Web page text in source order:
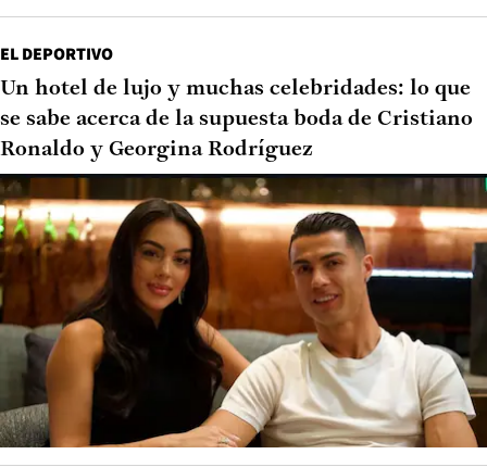
EL DEPORTIVO
Un hotel de lujo y muchas celebridades: lo que
se sabe acerca de la supuesta boda de Cristiano
Ronaldo y Georgina Rodríguez